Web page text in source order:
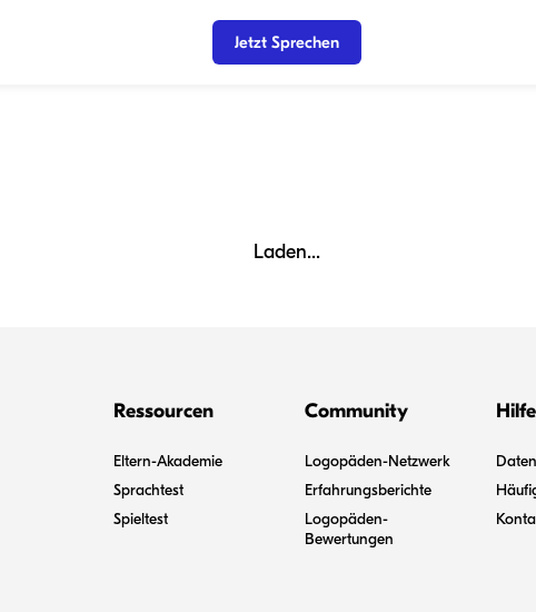
Jetzt Sprechen
Laden...
Ressourcen
Eltern-Akademie
Sprachtest
Spieltest
Community
Logopäden-Netzwerk
Erfahrungsberichte
Logopäden-
Bewertungen
Hilfe